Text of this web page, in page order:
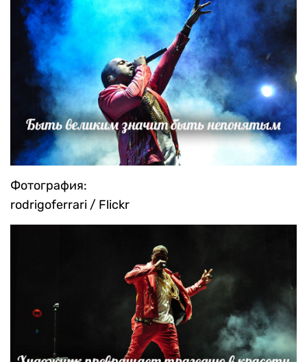
Фотография:
rodrigoferrari / Flickr